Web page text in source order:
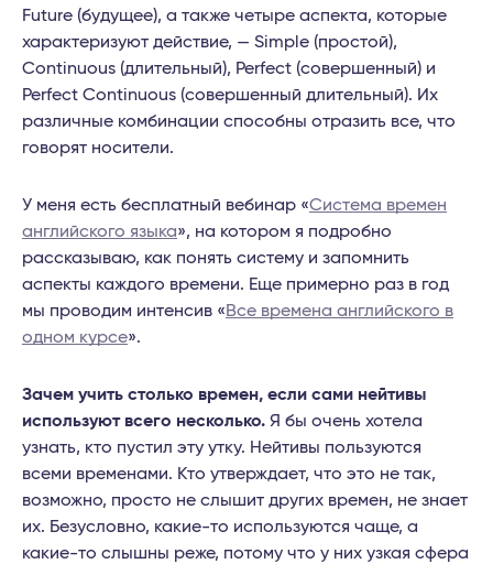
Future (будущее), а также четыре аспекта, которые
характеризуют действие, — Simple (простой),
Continuous (длительный), Perfect (совершенный) и
Perfect Continuous (совершенный длительный). Их
различные комбинации способны отразить все, что
говорят носители.
У меня есть бесплатный вебинар «Система времен
английского языка», на котором я подробно
рассказываю, как понять систему и запомнить
аспекты каждого времени. Еще примерно раз в год
мы проводим интенсив «Все времена английского в
одном курсе».
Зачем учить столько времен, если сами нейтивы
используют всего несколько. Я бы очень хотела
узнать, кто пустил эту утку. Нейтивы пользуются
всеми временами. Кто утверждает, что это не так,
возможно, просто не слышит других времен, не знает
их. Безусловно, какие-то используются чаще, а
какие-то слышны реже, потому что у них узкая сфера